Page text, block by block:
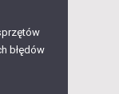
błędów